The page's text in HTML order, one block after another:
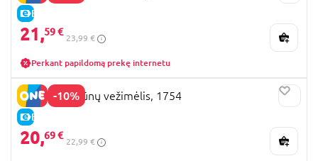
E-KAINA
21,59 €
23,99 €
Perkant papildomą prekę internetu
-10%
E-KAINA
PLAYGO gyvūnų vežimėlis, 1754
20,69 €
22,99 €